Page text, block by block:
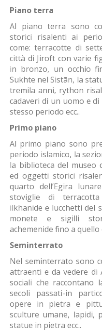
Piano terra
Al piano terra sono
storici risalenti ai
come: terracotte di
città di Jiroft con varie
in bronzo, un occhio
Sukhte nel Sistān, la
tremila anni, rython
cadaveri di un uomo e
stesso periodo ecc..
Primo piano
Al primo piano sono
periodo islamico, la
la biblioteca del museo
ed oggetti storici
quarto dell’Egira
stoviglie di
ilkhanide e lucchetti del
monete e sigilli
achemenide fino a
Seminterrato
Nel seminterrato sono
attraenti e da vedere di
sociali che raccontano
secoli passati-in
opere in pietra e
sculture umane, lapidi,
statue in pietra ecc..